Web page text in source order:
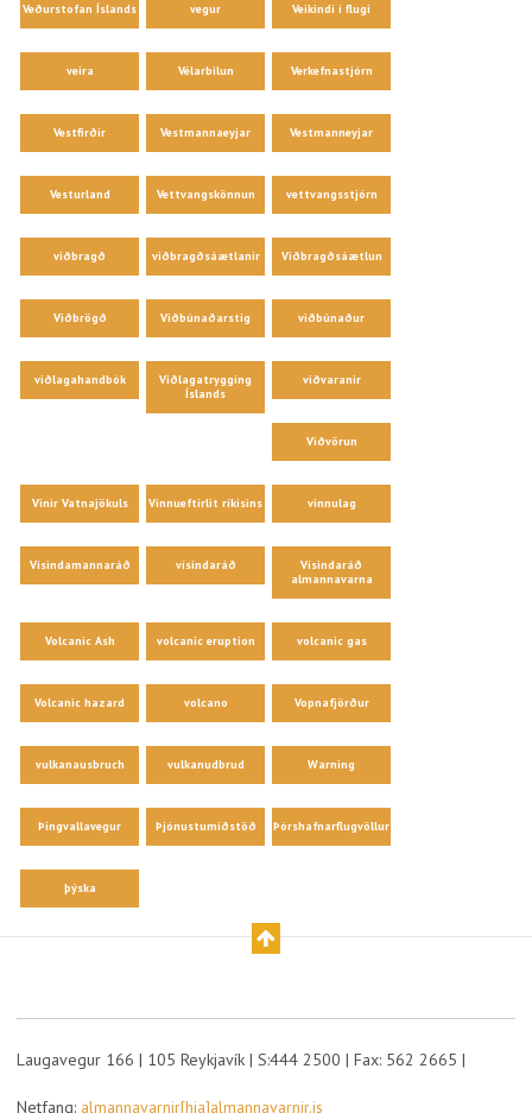
Veðurstofan Íslands vegur Veikindi í flugi
veira Vélarbilun Verkefnastjórn
Vestfirðir Vestmannaeyjar Vestmanneyjar
Vesturland Vettvangskönnun vettvangsstjórn
viðbragð viðbragðsáætlanir Viðbragðsáætlun
Viðbrögð Viðbúnaðarstig viðbúnaður
viðlagahandbók
Viðlagatrygging
Íslands
viðvaranir
Viðvörun
Vinir Vatnajökuls Vinnueftirlit ríkisins vinnulag
Vísindamannaráð vísindaráð
Vísindaráð
almannavarna
Volcanic Ash volcanic eruption volcanic gas
Volcanic hazard volcano Vopnafjörður
vulkanausbruch vulkanudbrud Warning
Þingvallavegur Þjónustumiðstöð Þórshafnarflugvöllur
þýska
Laugavegur 166 | 105 Reykjavík | S:444 2500 | Fax: 562 2665 |
Netfang: almannavarnir[hja]almannavarnir.is